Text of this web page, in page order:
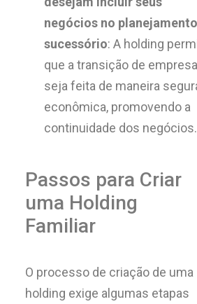
negócios no planejamento
sucessório: A holding
que a transição de
seja feita de maneira
econômica, promovendo a
continuidade dos negócios.
Passos para Criar
uma Holding
Familiar
O processo de criação de uma
holding exige algumas etapas